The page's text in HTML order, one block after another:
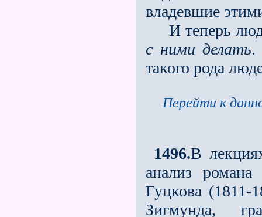
владевшие
И теперь
с ними делать.
такого рода
Перейти к
1496.В
анализ романа
Гуцкова
Зигмунда,